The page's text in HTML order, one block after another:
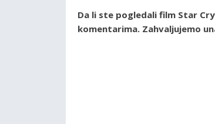
Da li ste pogledali film Star
komentarima. Zahvaljujemo